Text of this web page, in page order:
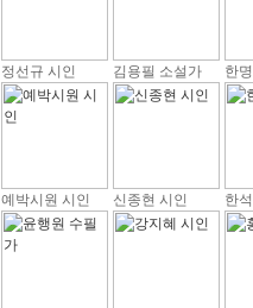
정선규 시인 김용필 소설가 한
예박시원 시인 신종현 시인 한